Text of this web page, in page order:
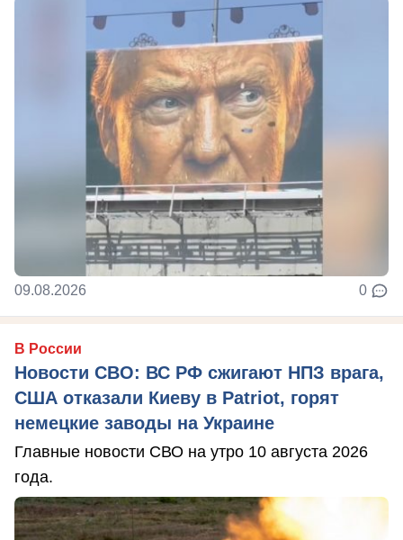
09.08.2026 0
В России
Новости СВО: ВС РФ сжигают НПЗ врага,
США отказали Киеву в Patriot, горят
немецкие заводы на Украине
Главные новости СВО на утро 10 августа 2026
года.